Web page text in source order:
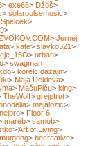
> exe65> Džoš>
> solarpulsemusic>
Spelcek>
>
> Jernej
> kate> slavko321>
> urban>
> swagman
> korelc.dazajn>
> Maja Dekleva>
> MačuPiču> king>
TheWolf> grejpfrut>
> majalozic>
> Floor 6
mareb> samob>
>Art of Living>
> becreative>